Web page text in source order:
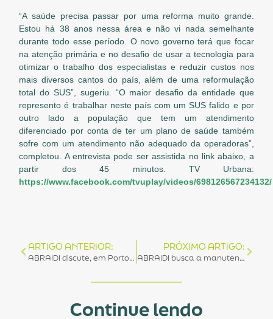
“A saúde precisa passar por uma reforma muito grande.
Estou há 38 anos nessa área e não vi nada semelhante
durante todo esse período. O novo governo terá que focar
na atenção primária e no desafio de usar a tecnologia para
otimizar o trabalho dos especialistas e reduzir custos nos
mais diversos cantos do país, além de uma reformulação
total do SUS”, sugeriu. “O maior desafio da entidade que
represento é trabalhar neste país com um SUS falido e por
outro lado a população que tem um atendimento
diferenciado por conta de ter um plano de saúde também
sofre com um atendimento não adequado da operadoras”,
completou. A entrevista pode ser assistida no link abaixo, a
partir dos 45 minutos. TV Urbana:
https://www.facebook.com/tvuplay/videos/698126567234132/
ARTIGO ANTERIOR:
ABRAIDI discute, em Porto Alegre, a questão que envolve as etiquetas de rastreabilidade para DMIs não permanentes
PRÓXIMO ARTIGO:
ABRAIDI busca a manutenção de alíquota do Imposto de Importação de produtos para saúde
Continue lendo